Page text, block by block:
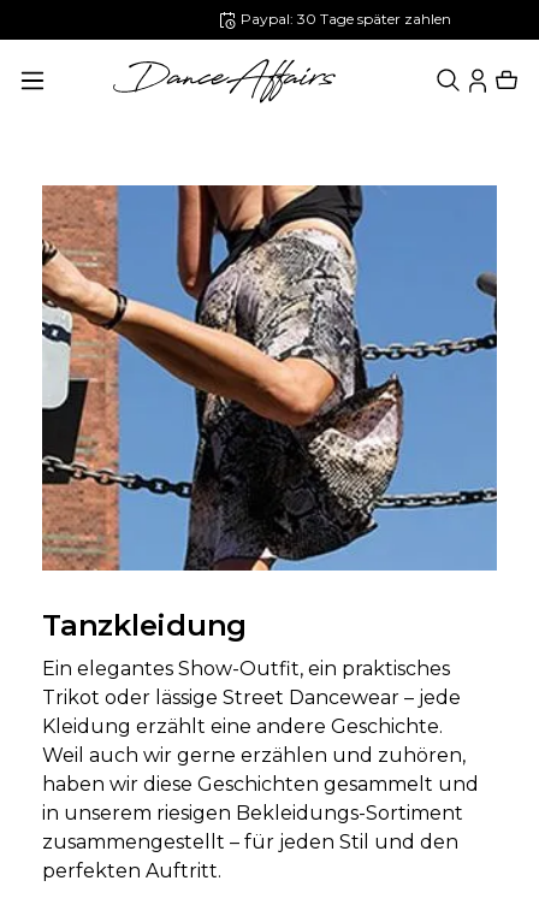
Paypal: 30 Tage später zahlen
Tanzkleidung
Ein elegantes Show-Outfit, ein praktisches
Trikot oder lässige Street Dancewear – jede
Kleidung erzählt eine andere Geschichte.
Weil auch wir gerne erzählen und zuhören,
haben wir diese Geschichten gesammelt und
in unserem riesigen Bekleidungs-Sortiment
zusammengestellt – für jeden Stil und den
perfekten Auftritt.